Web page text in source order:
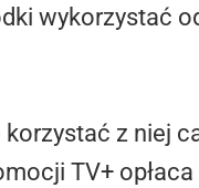
wykorzystać
z niej
TV+